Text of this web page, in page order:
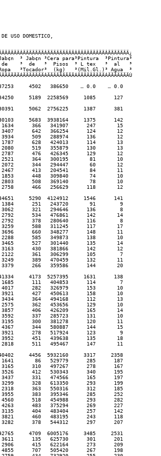
USO DOMESTICO,
³ Jab¢n ³Cera para³Pintura  ³Pintura³
de    ³  de   ³  Pisos  ³ L tex   ³  al   ³
(kg)   ³(Mil.Gl.)³ Agua  ³
4502   386650    … 0.0    … 0.0
5189  2258569     1085      127
5062  2756225     1387      381
5683  3938164     1375      142
366   341907      247       15
642   366254      124       12
509   288974      136       12
628   424013      114       13
519   355879      130       13
476   426345      129       12
364   300195       81       10
344   294447       60       12
413   204541       84       11
448   309840       74       10
508   369140       78       10
466   256629      118       12
5290  4124912     1546      141
251   243720       91        9
321   294646      136        8
534   476861      142       14
378   280640      116        8
588   311245      117       17
660   348277      148       11
585   349873      138       10
527   301440      135       14
430   381866      142       12
361   306299      105        7
389   470459      132       11
266   359586      144       20
4173  5257395     1631      138
111   404853      114        7
282   326979      153       10
427   450613      158       10
364   494168      112       13
362   453656      129       10
406   426209      165       14
337   285723      131       10
300   381278      120       11
344   580887      144       15
278   517924      123        9
451   439638      135       18
511   495467      147       11
4456  5932160     3317     2358
86   529779      285      187
310   497267      278      167
412   530343      340      195
331   474566      165      197
328   613350      293      199
363   550316      312      185
383   395346      285      252
518   454988      293      282
483   375294      269      227
404   483404      257      142
460   483195      243      118
378   544312      297      207
4709  6005176     3485     2531
135   625730      301      201
415   622164      273      209
707   505420      267      198